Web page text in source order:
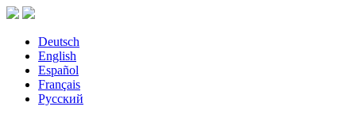
Deutsch
English
Español
Français
Русский